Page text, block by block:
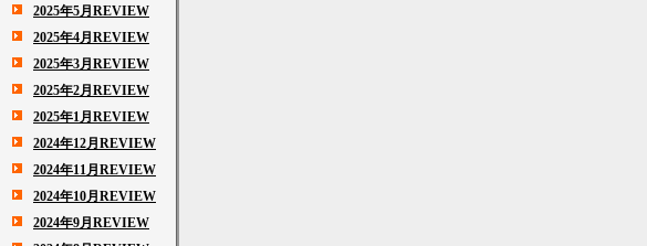
2025年5月REVIEW
2025年4月REVIEW
2025年3月REVIEW
2025年2月REVIEW
2025年1月REVIEW
2024年12月REVIEW
2024年11月REVIEW
2024年10月REVIEW
2024年9月REVIEW